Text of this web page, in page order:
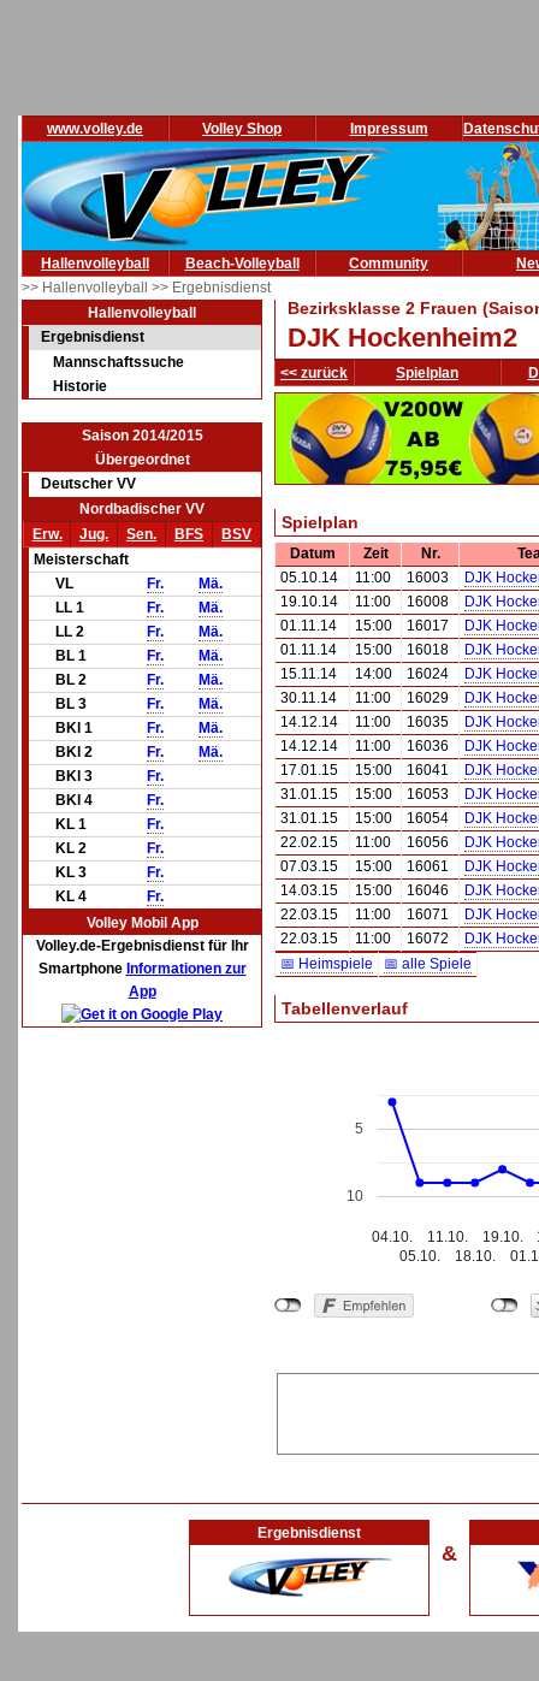
www.volley.de Volley Shop Impressum
Hallenvolleyball Beach-Volleyball Community
>> Hallenvolleyball >> Ergebnisdienst
Hallenvolleyball
Ergebnisdienst
Mannschaftssuche
Historie
Saison 2014/2015
Übergeordnet
Deutscher VV
Nordbadischer VV
Erw.
Jug. Sen. BFS
BSV
Meisterschaft
VL
Fr.
Mä.
LL 1
Fr.
Mä.
LL 2
Fr.
Mä.
BL 1
Fr.
Mä.
BL 2
Fr.
Mä.
BL 3
Fr.
Mä.
BKl 1
Fr.
Mä.
BKl 2
Fr.
Mä.
BKl 3
Fr.
BKl 4
Fr.
KL 1
Fr.
KL 2
Fr.
KL 3
Fr.
KL 4
Fr.
Volley Mobil App
Volley.de-Ergebnisdienst für Ihr
Smartphone Informationen zur
App
Bezirksklasse 2 Frauen
DJK Hockenheim2
<< zurück Spielplan
Spielplan
Datum Zeit Nr.
05.10.14
11:00 16003
DJK
19.10.14
11:00 16008
DJK
01.11.14
15:00 16017
DJK
01.11.14
15:00 16018
DJK
15.11.14
14:00 16024
DJK
30.11.14
11:00 16029
DJK
14.12.14
11:00 16035
DJK
14.12.14
11:00 16036
DJK
17.01.15
15:00 16041
DJK
31.01.15
15:00 16053
DJK
31.01.15
15:00 16054
DJK
22.02.15
11:00 16056
DJK
07.03.15
15:00 16061
DJK
14.03.15
15:00 16046
DJK
22.03.15
11:00 16071
DJK
22.03.15
11:00 16072
DJK
📅 Heimspiele
📅 alle Spiele
Tabellenverlauf
04.10.
05.10.
11.10.
18.10.
19.10.
5
10
Ergebnisdienst
&